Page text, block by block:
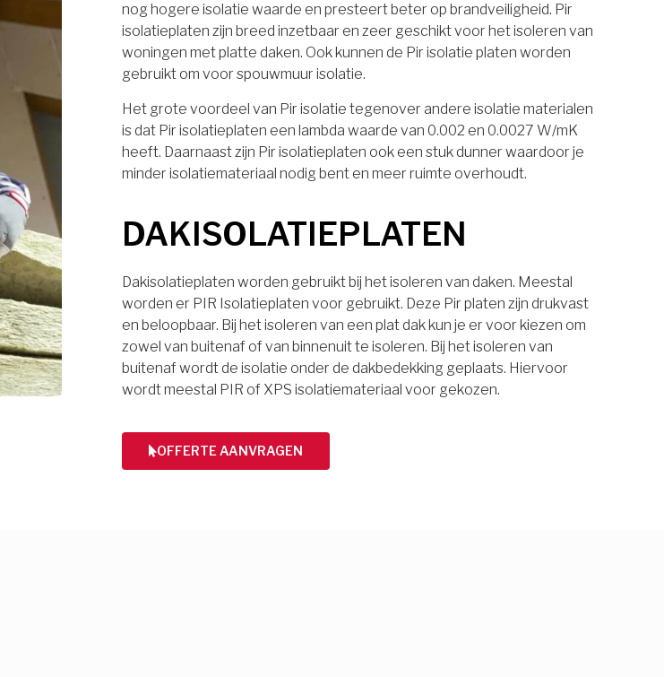
nog hogere isolatie waarde en presteert beter op brandveiligheid. Pir
isolatieplaten zijn breed inzetbaar en zeer geschikt voor het isoleren van
woningen met platte daken. Ook kunnen de Pir isolatie platen worden
gebruikt om voor spouwmuur isolatie.
Het grote voordeel van Pir isolatie tegenover andere isolatie materialen
is dat Pir isolatieplaten een lambda waarde van 0.002 en 0.0027 W/mK
heeft. Daarnaast zijn Pir isolatieplaten ook een stuk dunner waardoor je
minder isolatiemateriaal nodig bent en meer ruimte overhoudt.
DAKISOLATIEPLATEN
Dakisolatieplaten worden gebruikt bij het isoleren van daken. Meestal
worden er PIR Isolatieplaten voor gebruikt. Deze Pir platen zijn drukvast
en beloopbaar. Bij het isoleren van een plat dak kun je er voor kiezen om
zowel van buitenaf of van binnenuit te isoleren. Bij het isoleren van
buitenaf wordt de isolatie onder de dakbedekking geplaats. Hiervoor
wordt meestal PIR of XPS isolatiemateriaal voor gekozen.
OFFERTE AANVRAGEN